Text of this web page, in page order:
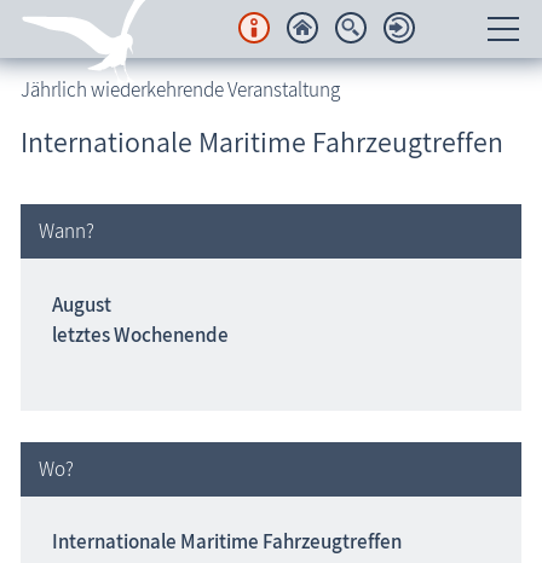
Unterkünfte
Regionales
Urlaubsorte
Freizeit
Veranstaltungen
Jährlich wiederkehrende Veranstaltung
Internationale Maritime Fahrzeugtreffen
Wann?
August
letztes Wochenende
Wo?
Internationale Maritime Fahrzeugtreffen